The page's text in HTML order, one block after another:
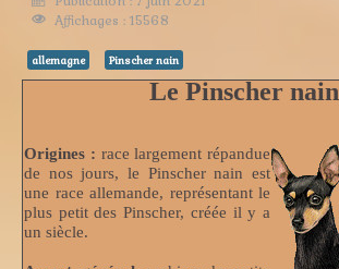
Affichages : 15568
allemagne Pinscher nain
Le Pinscher nain
Origines : race largement répandue
de nos jours, le Pinscher nain est
une race allemande, représentant le
plus petit des Pinscher, créée il y a
un siècle.